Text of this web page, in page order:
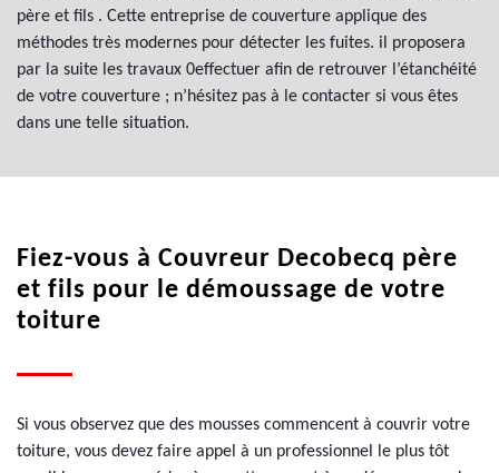
père et fils . Cette entreprise de couverture applique des
méthodes très modernes pour détecter les fuites. il proposera
par la suite les travaux 0effectuer afin de retrouver l’étanchéité
de votre couverture ; n’hésitez pas à le contacter si vous êtes
dans une telle situation.
Fiez-vous à Couvreur Decobecq père
et fils pour le démoussage de votre
toiture
Si vous observez que des mousses commencent à couvrir votre
toiture, vous devez faire appel à un professionnel le plus tôt